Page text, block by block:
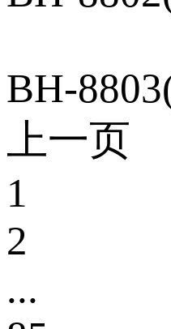
BH-
上一页
1
2
...